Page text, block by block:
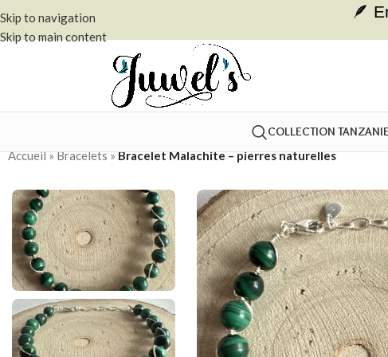
Skip to navigation
Skip to main content
🪶
COLLECTION TANZANIE
Accueil»Bracelets»Bracelet Malachite – pierres naturelles